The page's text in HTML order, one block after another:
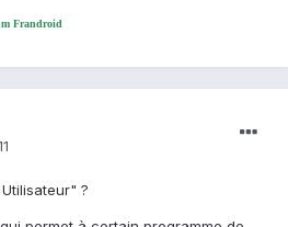
Frandroid
?